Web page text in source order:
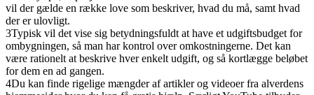
vil der gælde en række love som beskriver, hvad du må, samt hvad
der er ulovligt.
3Typisk vil det vise sig betydningsfuldt at have et udgiftsbudget for
ombygningen, så man har kontrol over omkostningerne. Det kan
være rationelt at beskrive hver enkelt udgift, og så kortlægge beløbet
for dem en ad gangen.
4Du kan finde rigelige mængder af artikler og videoer fra alverdens